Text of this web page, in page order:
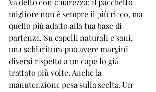
Va detto con chiarezza: il pacchetto
migliore non è sempre il più ricco, ma
quello più adatto alla tua base di
partenza. Su capelli naturali e sani,
una schiaritura può avere margini
diversi rispetto a un capello già
trattato più volte. Anche la
manutenzione pesa sulla scelta. Un